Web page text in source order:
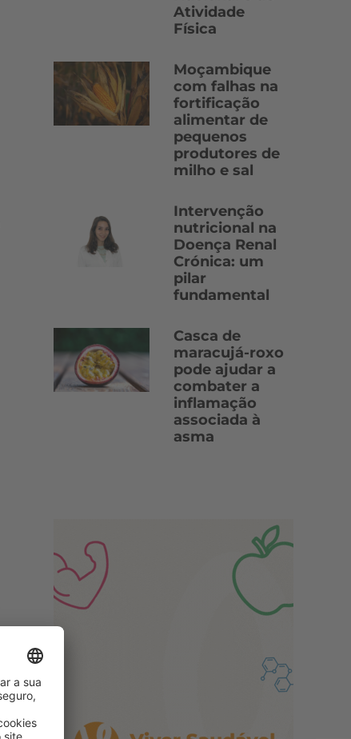
Atividade
Física
Moçambique
com falhas na
fortificação
alimentar de
pequenos
produtores de
milho e sal
Intervenção
nutricional na
Doença Renal
Crónica: um
pilar
fundamental
Casca de
maracujá-roxo
pode ajudar a
combater a
inflamação
associada à
asma